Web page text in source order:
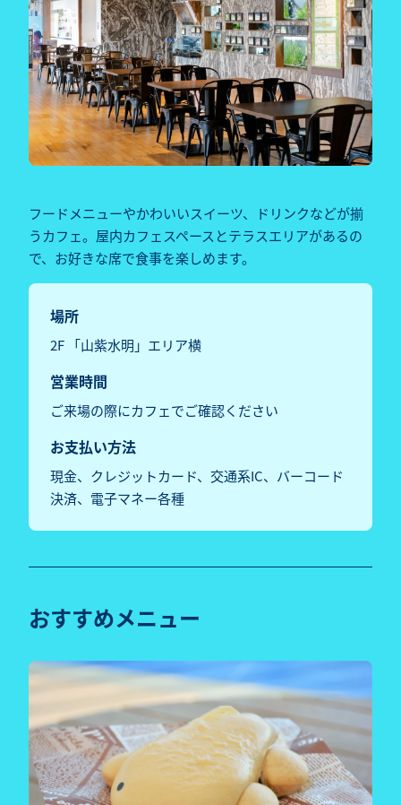
フードメニューやかわいいスイーツ、ドリンクなどが揃
うカフェ。屋内カフェスペースとテラスエリアがあるの
で、お好きな席で食事を楽しめます。
場所
2F 「山紫水明」エリア横
営業時間
ご来場の際にカフェでご確認ください
お支払い方法
現金、クレジットカード、交通系IC、バーコード
決済、電子マネー各種
おすすめメニュー